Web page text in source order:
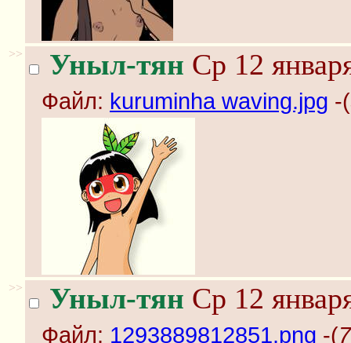
>> Уныл-тян Ср 12
Файл: kuruminha waving.jpg -(
>> Уныл-тян Ср 12
Файл: 1293889812851.png -(